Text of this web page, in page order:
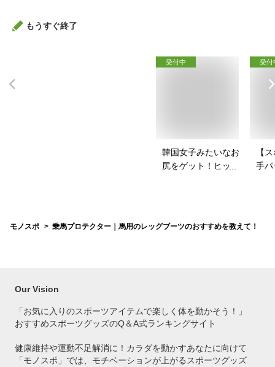
もうすぐ終了
受付中
韓国女子みたいなお
尻をゲット！ヒップ
受付
【
手パ
モノスポ 乗馬プロテクター｜馬用のレッグブーツのおすすめを教えて！
Our Vision
「お気に入りのスポーツアイテムで楽しく体を動かそう！」
おすすめスポーツグッズのQ＆A式ランキングサイト
健康維持や運動不足解消に！カラダを動かすあなたに向けて
「モノスポ」では、モチベーションが上がるスポーツグッズ